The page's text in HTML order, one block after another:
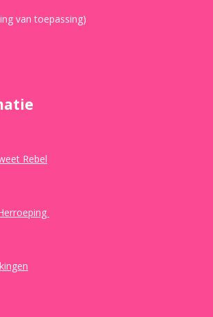
van toepassing)
Rebel